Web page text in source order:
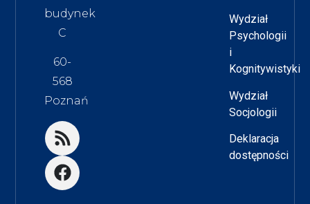
budynek
C
60-
568
Poznań
Wydział
Psychologii
i
Kognitywistyki
Wydział
Socjologii
Deklaracja
dostępności